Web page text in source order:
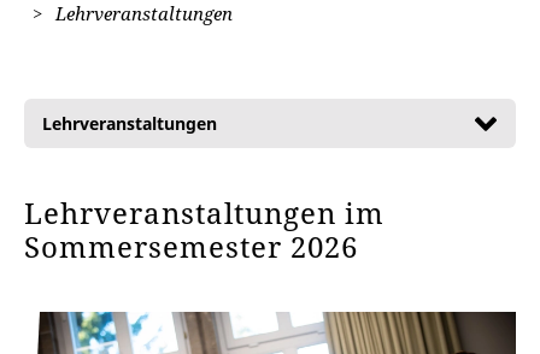
Lehrveranstaltungen
Lehrveranstaltungen
Lehrveranstaltungen im
Sommersemester 2026